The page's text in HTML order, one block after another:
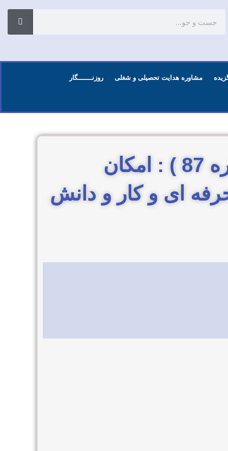
مشاوره هدایت تحصیلی و شغلی روزنـــــــگار
پاسخ به سوال (عمومی- شماره 87 ) : امکان
ای و کار و دانش